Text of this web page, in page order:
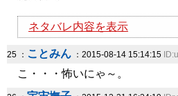
ネタバレ内容を表示
25 ： ことみん ：2015-08-14 15:14:15
こ・・・怖いにゃ～。